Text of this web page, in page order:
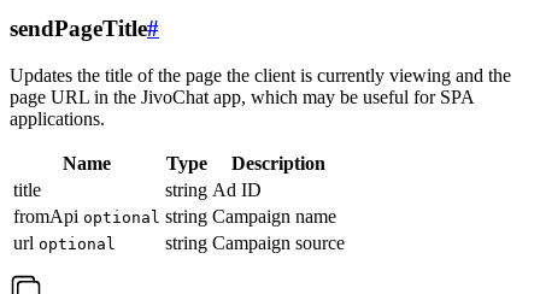
sendPageTitle#
Updates the title of the page the client is currently viewing and the
page URL in the JivoChat app, which may be useful for SPA
applications.
Name Type
Description
title
string Ad ID
fromApi optional string Campaign name
url optional string Campaign source